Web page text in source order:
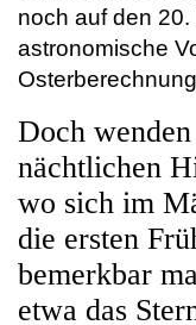
noch auf den
astronomische
Doch
nächtlichen
wo sich im
die ersten
bemerkbar
etwa das